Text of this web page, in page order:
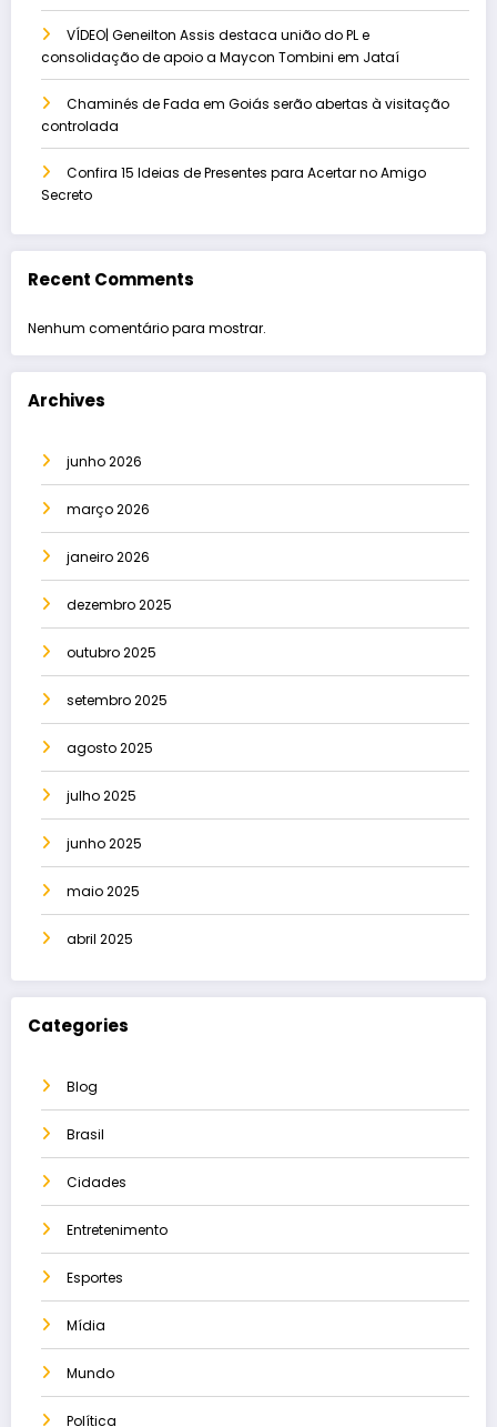
VÍDEO| Geneilton Assis destaca união do PL e
consolidação de apoio a Maycon Tombini em Jataí
Chaminés de Fada em Goiás serão abertas à visitação
controlada
Confira 15 Ideias de Presentes para Acertar no Amigo
Secreto
Recent Comments
Nenhum comentário para mostrar.
Archives
junho 2026
março 2026
janeiro 2026
dezembro 2025
outubro 2025
setembro 2025
agosto 2025
julho 2025
junho 2025
maio 2025
abril 2025
Categories
Blog
Brasil
Cidades
Entretenimento
Esportes
Mídia
Mundo
Política